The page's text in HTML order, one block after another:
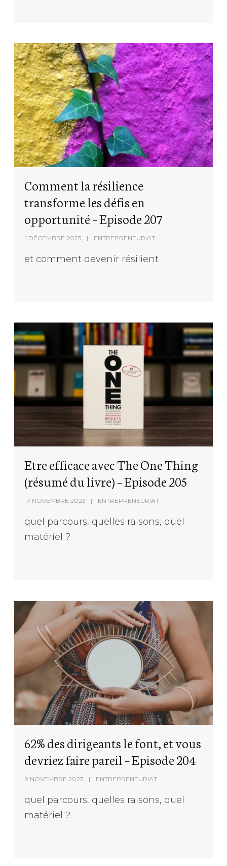
Comment la résilience
transforme les défis en
opportunité – Episode 207
1 DÉCEMBRE 2023 ENTREPRENEURIAT
et comment devenir résilient
Etre efficace avec The One Thing
(résumé du livre) – Episode 205
17 NOVEMBRE 2023 ENTREPRENEURIAT
quel parcours, quelles raisons, quel
matériel ?
62% des dirigeants le font, et vous
devriez faire pareil – Episode 204
9 NOVEMBRE 2023 ENTREPRENEURIAT
quel parcours, quelles raisons, quel
matériel ?